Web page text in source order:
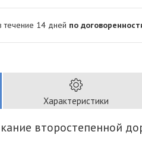
течение 14 дней по
Характеристики
второстепенной